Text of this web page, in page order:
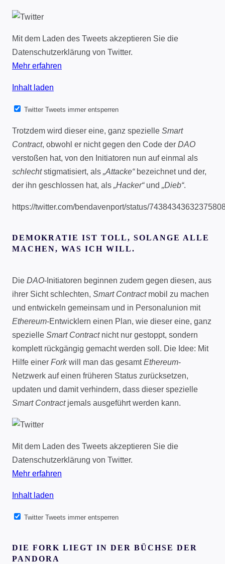
Mit dem Laden des Tweets akzeptieren Sie die
Datenschutzerklärung von Twitter.
Mehr erfahren
Inhalt laden
Twitter Tweets immer entsperren
Trotzdem wird dieser eine, ganz spezielle Smart
Contract, obwohl er nicht gegen den Code der DAO
verstoßen hat, von den Initiatoren nun auf einmal als
schlechtstigmatisiert, als „Attacke“bezeichnet und der,
der ihn geschlossen hat, als „Hacker“und „Dieb“.
https://twitter.com/bendavenport/status/
DEMOKRATIE IST TOLL, SOLANGE ALLE
MACHEN, WAS ICH WILL.
Die DAO-Initiatoren beginnen zudem gegen diesen, aus
ihrer Sicht schlechten, Smart Contractmobil zu machen
und entwickeln gemeinsam und in Personalunion mit
Ethereum-Entwicklern einen Plan, wie dieser eine, ganz
spezielle Smart Contractnicht nur gestoppt, sondern
komplett rückgängig gemacht werden soll. Die Idee: Mit
Hilfe einer Forkwill man das gesamtEthereum-
Netzwerk auf einen früheren Status zurücksetzen,
updaten und damit verhindern, dass dieser spezielle
Smart Contractjemals ausgeführt werden kann.
Mit dem Laden des Tweets akzeptieren Sie die
Datenschutzerklärung von Twitter.
Mehr erfahren
Inhalt laden
Twitter Tweets immer entsperren
DIE FORK LIEGT IN DER BÜCHSE DER
PANDORA